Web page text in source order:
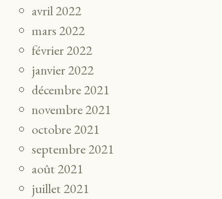
avril 2022
mars 2022
février 2022
janvier 2022
décembre 2021
novembre 2021
octobre 2021
septembre 2021
août 2021
juillet 2021